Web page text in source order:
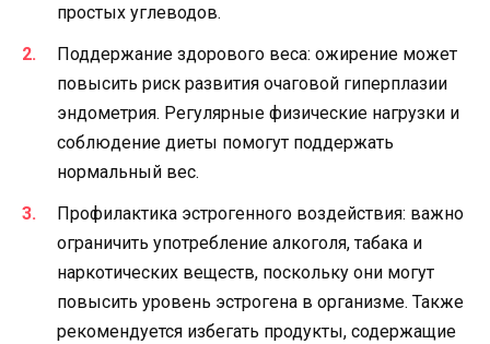
простых углеводов.
Поддержание здорового веса: ожирение может
повысить риск развития очаговой гиперплазии
эндометрия. Регулярные физические нагрузки и
соблюдение диеты помогут поддержать
нормальный вес.
Профилактика эстрогенного воздействия: важно
ограничить употребление алкоголя, табака и
наркотических веществ, поскольку они могут
повысить уровень эстрогена в организме. Также
рекомендуется избегать продукты, содержащие